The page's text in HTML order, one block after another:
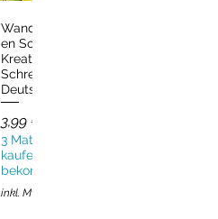
Schnellansicht
Wandergeschicht
en Sommer –
Kreatives
Schreiben
Deutsch & DaZ
Preis
3,99 €
3 Materialien
kaufen, eins gratis
bekommen!
inkl. MwSt.